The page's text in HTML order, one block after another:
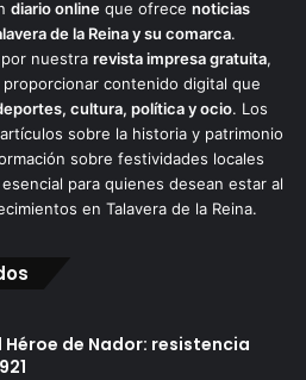
diario online que ofrece noticias
de la Reina y su comarca.
nuestra revista impresa gratuita,
contenido digital que
cultura, política y ocio. Los
sobre la historia y patrimonio
sobre festividades locales
para quienes desean estar al
en Talavera de la Reina.
Héroe de Nador: resistencia